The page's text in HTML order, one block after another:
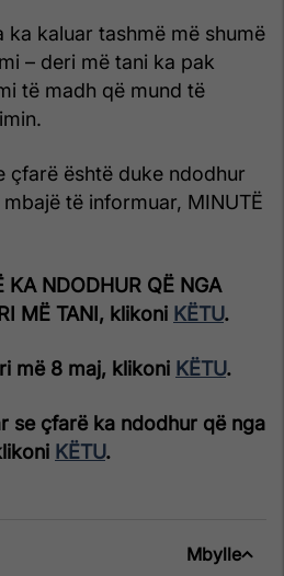
ka kaluar tashmë më shumë
– deri më tani ka pak
të madh që mund të
çfarë është duke ndodhur
mbajë të informuar, MINUTË
KA NDODHUR QË NGA
MË TANI, klikoni KËTU.
më 8 maj, klikoni KËTU.
se çfarë ka ndodhur që nga
KËTU.
Mbylle